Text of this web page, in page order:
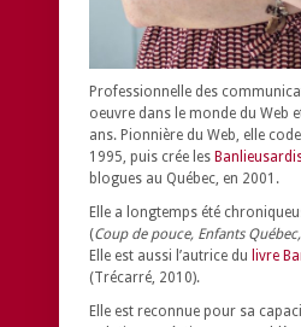
Professionnelle des
oeuvre dans le monde du Web
ans. Pionnière du Web, elle
1995, puis crée les
blogues au Québec, en 2001.
Elle a longtemps été
(Coup de pouce, Enfants
Elle est aussi l’autrice du livre
(Trécarré, 2010).
Elle est reconnue pour sa